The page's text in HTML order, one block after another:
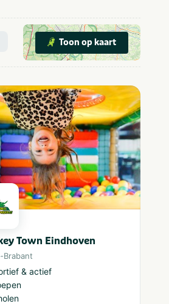
Toon op kaart
Town Eindhoven
Brabant
& actief